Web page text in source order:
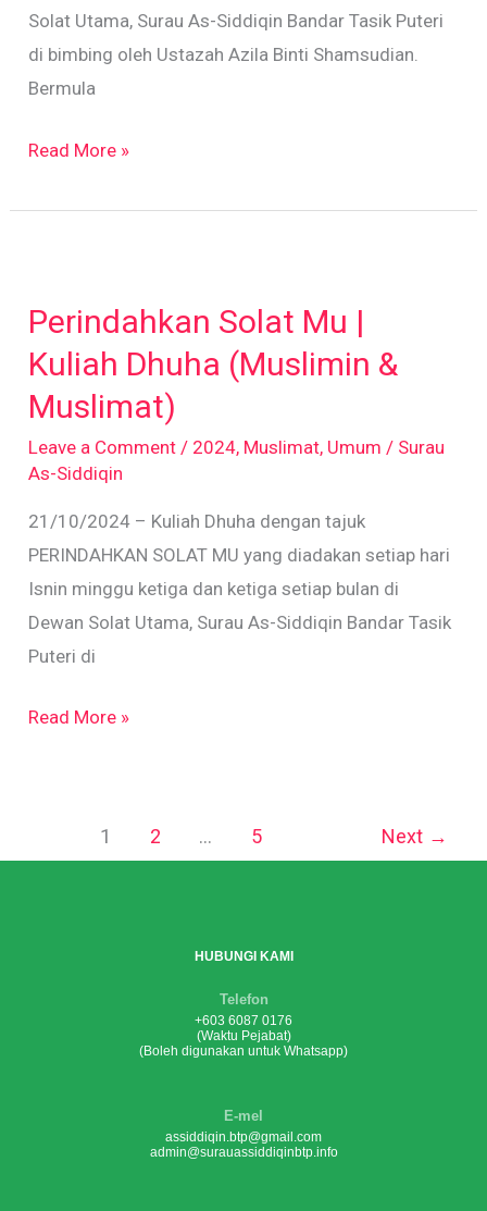
Solat Utama, Surau As-Siddiqin Bandar Tasik Puteri
di bimbing oleh Ustazah Azila Binti Shamsudian.
Bermula
Read More »
Perindahkan Solat Mu |
Kuliah Dhuha (Muslimin &
Muslimat)
Leave a Comment / 2024, Muslimat, Umum / Surau
As-Siddiqin
21/10/2024 – Kuliah Dhuha dengan tajuk
PERINDAHKAN SOLAT MU yang diadakan setiap hari
Isnin minggu ketiga dan ketiga setiap bulan di
Dewan Solat Utama, Surau As-Siddiqin Bandar Tasik
Puteri di
Mu
|
Dhuha
(Muslimin
Muslimat)
Read More »
1 2 … 5 Next →
HUBUNGI KAMI
Telefon
+603 6087 0176
(Waktu Pejabat)
(Boleh digunakan untuk Whatsapp)
E-mel
assiddiqin.btp@gmail.com
admin@surauassiddiqinbtp.info